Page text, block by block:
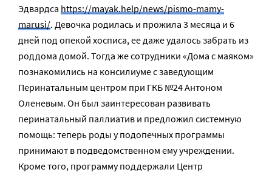
Эдвардса https://mayak.help/news/pismo-mamy-
marusi/. Девочка родилась и прожила 3 месяца и 6
дней под опекой хосписа, ее даже удалось забрать из
роддома домой. Тогда же сотрудники «Дома с маяком»
познакомились на консилиуме с заведующим
Перинатальным центром при ГКБ №24 Антоном
Оленевым. Он был заинтересован развивать
перинатальный паллиатив и предложил системную
помощь: теперь роды у подопечных программы
принимают в подведомственном ему учреждении.
Кроме того, программу поддержали Центр